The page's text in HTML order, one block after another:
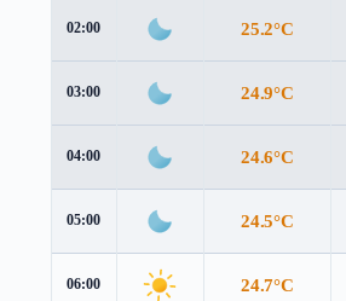
02:00 25.2°C
03:00 24.9°C
04:00 24.6°C
05:00 24.5°C
06:00 24.7°C